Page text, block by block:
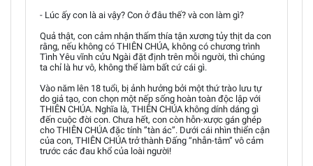
- Lúc ấy con là ai vậy? Con ở đâu thế? và con làm gì?
Quả thật, con cảm nhận thấm thía tận xương tủy thịt da con
rằng, nếu không có THIÊN CHÚA, không có chương trình
Tình Yêu vĩnh cửu Ngài đặt định trên mỗi người, thì chúng
ta chỉ là hư vô, không thể làm bất cứ cái gì.
Vào năm lên 18 tuổi, bị ảnh hưởng bởi một thứ trào lưu tự
do giả tạo, con chọn một nếp sống hoàn toàn độc lập với
THIÊN CHÚA. Nghĩa là, THIÊN CHÚA không dính dáng gì
đến cuộc đời con. Chưa hết, con còn hỗn-xược gán ghép
cho THIÊN CHÚA đặc tính ”tàn ác”. Dưới cái nhìn thiển cận
của con, THIÊN CHÚA trở thành Đấng “nhẫn-tâm” vô cảm
trước các đau khổ của loài người!